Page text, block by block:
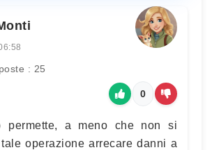
: 25
0
permette, a meno che non si
operazione arrecare danni a